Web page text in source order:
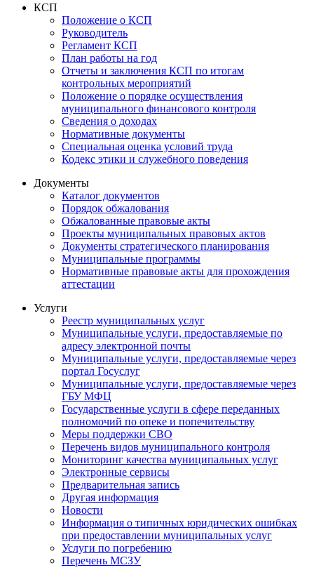
КСП
Положение о КСП
Руководитель
Регламент КСП
План работы на год
Отчеты и заключения КСП по итогам
контрольных мероприятий
Положение о порядке осуществления
муниципального финансового контроля
Сведения о доходах
Нормативные документы
Специальная оценка условий труда
Кодекс этики и служебного поведения
Документы
Каталог документов
Порядок обжалования
Обжалованные правовые акты
Проекты муниципальных правовых актов
Документы стратегического планирования
Муниципальные программы
Нормативные правовые акты для прохождения
аттестации
Услуги
Реестр муниципальных услуг
Муниципальные услуги, предоставляемые по
адресу электронной почты
Муниципальные услуги, предоставляемые через
портал Госуслуг
Муниципальные услуги, предоставляемые через
ГБУ МФЦ
Государственные услуги в сфере переданных
полномочий по опеке и попечительству
Меры поддержки СВО
Перечень видов муниципального контроля
Мониторинг качества муниципальных услуг
Электронные сервисы
Предварительная запись
Другая информация
Новости
Информация о типичных юридических ошибках
при предоставлении муниципальных услуг
Услуги по погребению
Перечень МСЗУ